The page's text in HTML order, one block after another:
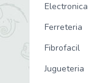
Electronica
Ferreteria
Fibrofacil
Jugueteria